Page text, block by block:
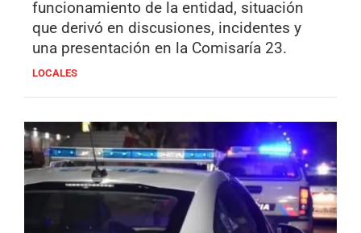
funcionamiento de la entidad, situación
que derivó en discusiones, incidentes y
una presentación en la Comisaría 23.
LOCALES